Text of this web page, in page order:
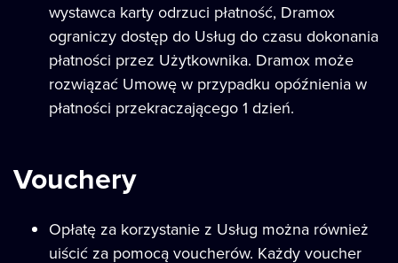
wystawca karty odrzuci płatność, Dramox
ograniczy dostęp do Usług do czasu dokonania
płatności przez Użytkownika. Dramox może
rozwiązać Umowę w przypadku opóźnienia w
płatności przekraczającego 1 dzień.
Vouchery
Opłatę za korzystanie z Usług można również
uiścić za pomocą voucherów. Każdy voucher